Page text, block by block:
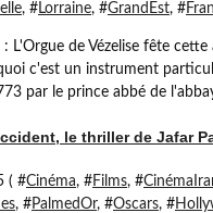
, #Lorraine, #GrandEst, #
L'Orgue de Vézelise fête
c'est un instrument
par le prince abbé de
le thriller de Jafar
( #Cinéma, #Films, #
, #PalmedOr, #Oscars, #